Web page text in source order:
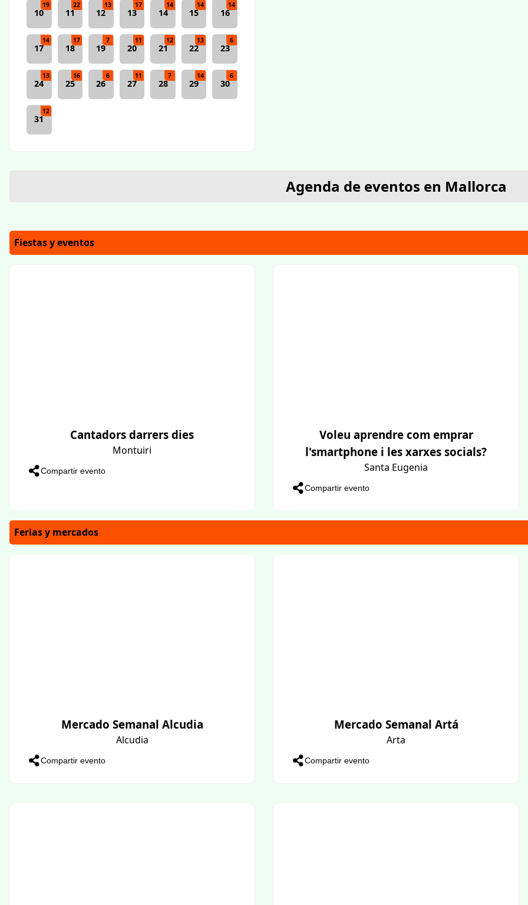
10
19
11
22
12
13
13
17
14
14
15
14
16
14
17
14
18
17
19
7
20
11
21
12
22
13
23
6
24
13
25
16
26
6
27
11
28
7
29
14
30
6
31
12
Agenda de eventos en Mallorca
Fiestas y eventos
Cantadors darrers dies
Montuiri
Compartir evento
Voleu aprendre com emprar
l'smartphone i les xarxes socials?
Santa Eugenia
Compartir evento
Ferias y mercados
Mercado Semanal Alcudia
Alcudia
Compartir evento
Mercado Semanal Artá
Arta
Compartir evento